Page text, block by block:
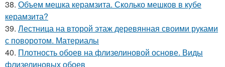
38. Объем мешка керамзита. Сколько мешков в кубе
керамзита?
39. Лестница на второй этаж деревянная своими руками
с поворотом. Материалы
40. Плотность обоев на флизелиновой основе. Виды
флизелиновых обоев